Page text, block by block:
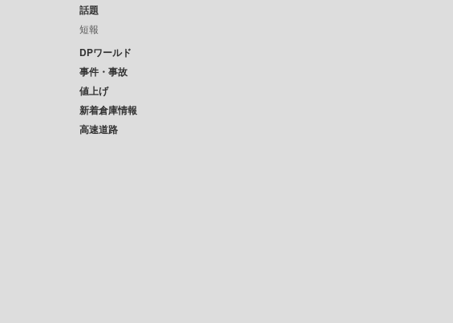
話題
短報
DPワールド
事件・事故
値上げ
新着倉庫情報
高速道路